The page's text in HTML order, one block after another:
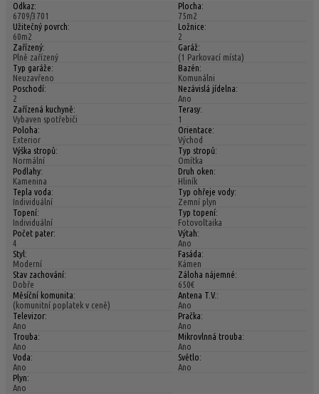
Odkaz:
6709/3701
Plocha:
75m2
Užitečný povrch:
60m2
Ložnice:
2
Zařízený:
Plně zařízený
Garáž:
(1 Parkovací místa)
Typ garáže:
Neuzavřeno
Bazén:
Komunálni
Poschodí:
2
Nezávislá jídelna:
Ano
Zařízená kuchyně:
Vybaven spotřebiči
Terasy:
1
Poloha:
Exterior
Orientace:
Východ
Výška stropů:
Normální
Typ stropů:
Omítka
Podlahy:
Kamenina
Druh oken:
Hliník
Tepla voda:
Individuální
Typ ohřeje vody:
Zemní plyn
Topení:
Individuální
Typ topení:
Fotovoltaika
Počet pater:
4
Výtah:
Ano
Styl:
Moderní
Fasáda:
Kámen
Stav zachování:
Dobře
Záloha nájemné:
650€
Měsíční komunita:
(komunitní poplatek v ceně)
Antena T.V.:
Ano
Televizor:
Ano
Pračka:
Ano
Trouba:
Ano
Mikrovlnná trouba:
Ano
Voda:
Ano
Světlo:
Ano
Plyn:
Ano